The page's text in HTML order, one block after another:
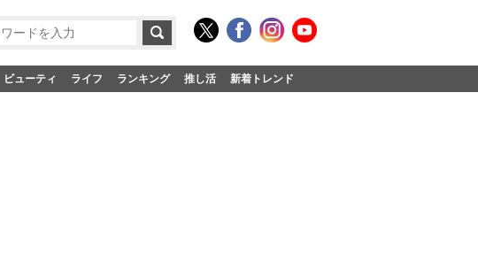
ビューティ ライフ ランキング 推し活 新着トレンド